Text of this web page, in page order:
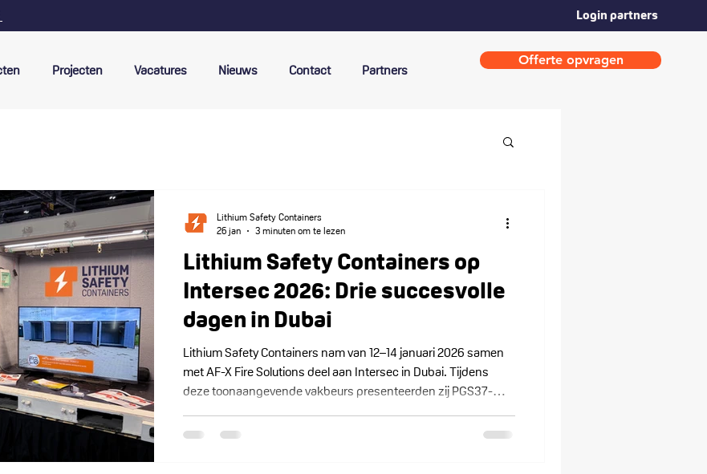
Login partners
Projecten Vacatures Nieuws Contact Partners
Offerte opvragen
Lithium Safety Containers op
Intersec 2026: Drie succesvolle
dagen in Dubai
Lithium Safety Containers nam van 12–14 januari 2026 samen
met AF-X Fire Solutions deel aan Intersec in Dubai. Tijdens
deze toonaangevende vakbeurs presenteerden zij PGS37-
oplading. De internationale belangstelling was groot, met
Lithium Safety Containers
26 jan
3 minuten om te lezen